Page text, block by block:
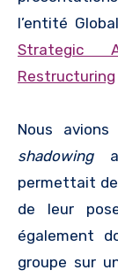
l’entité
Strategic
Restructuring
Nous
shadowing
permettait
de leur
également
groupe sur